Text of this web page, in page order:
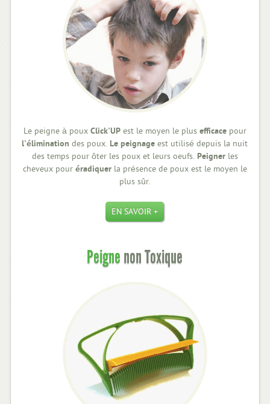
Le peigne à poux Click'UPest le moyen le plus efficacepour
l'élimination des poux. Le peignage est utilisé depuis la nuit
des temps pour ôter les poux et leurs oeufs. Peignerles
cheveux pour éradiquerla présence de poux est le moyen le
plus sûr.
EN SAVOIR +
Peignenon Toxique